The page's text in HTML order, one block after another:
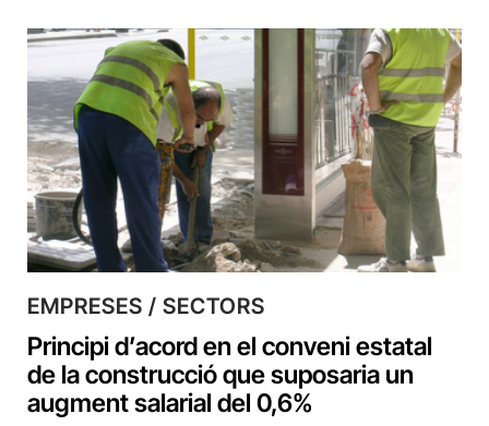
EMPRESES / SECTORS
Principi d’acord en el conveni estatal
de la construcció que suposaria un
augment salarial del 0,6%